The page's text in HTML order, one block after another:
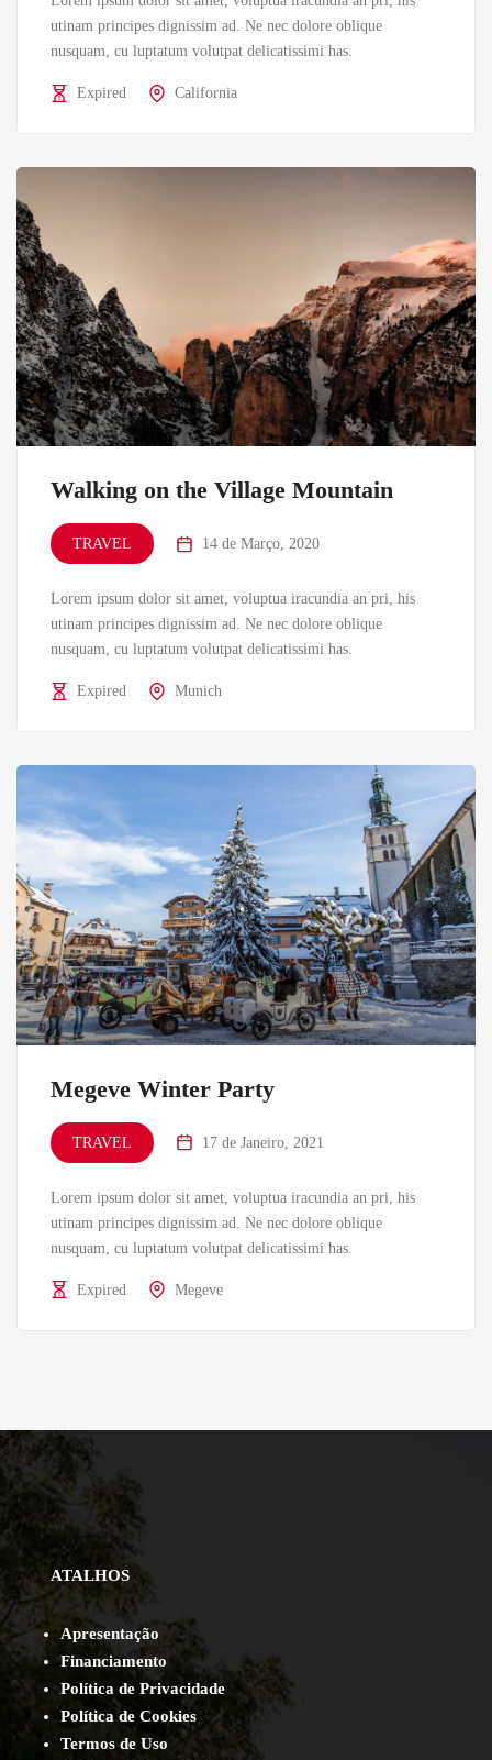
utinam principes dignissim ad. Ne nec dolore oblique
nusquam, cu luptatum volutpat delicatissimi has.
Expired California
Walking on the Village Mountain
TRAVEL 14 de Março, 2020
Lorem ipsum dolor sit amet, voluptua iracundia an pri, his
utinam principes dignissim ad. Ne nec dolore oblique
nusquam, cu luptatum volutpat delicatissimi has.
Expired Munich
Megeve Winter Party
TRAVEL 17 de Janeiro, 2021
Lorem ipsum dolor sit amet, voluptua iracundia an pri, his
utinam principes dignissim ad. Ne nec dolore oblique
nusquam, cu luptatum volutpat delicatissimi has.
Expired Megeve
ATALHOS
Apresentação
Financiamento
Política de Privacidade
Política de Cookies
Termos de Uso